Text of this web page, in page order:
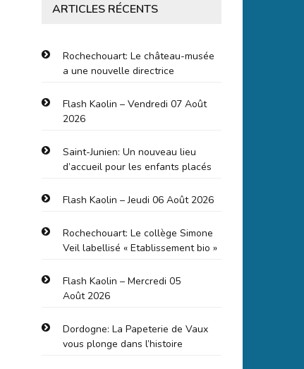
ARTICLES RÉCENTS
Rochechouart: Le château-musée
a une nouvelle directrice
Flash Kaolin – Vendredi 07 Août
2026
Saint-Junien: Un nouveau lieu
d’accueil pour les enfants placés
Flash Kaolin – Jeudi 06 Août 2026
Rochechouart: Le collège Simone
Veil labellisé « Etablissement bio »
Flash Kaolin – Mercredi 05
Août 2026
Dordogne: La Papeterie de Vaux
vous plonge dans l’histoire